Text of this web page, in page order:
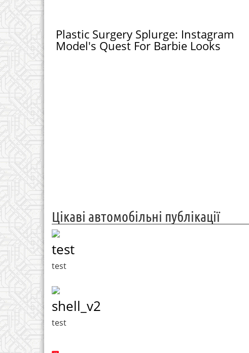
Plastic Surgery Splurge: Instagram
Model's Quest For Barbie Looks
Цікаві автомобільні публікації
test
test
shell_v2
test